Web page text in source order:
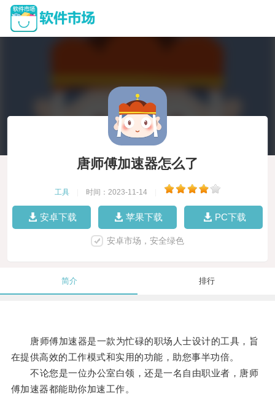
唐师傅加速器怎么了
工具 时间：2023-11-14
安卓下载 苹果下载 PC下载
安卓市场，安全绿色
简介 排行
唐师傅加速器是一款为忙碌的职场人士设计的工具，旨
在提供高效的工作模式和实用的功能，助您事半功倍。
不论您是一位办公室白领，还是一名自由职业者，唐师
傅加速器都能助你加速工作。